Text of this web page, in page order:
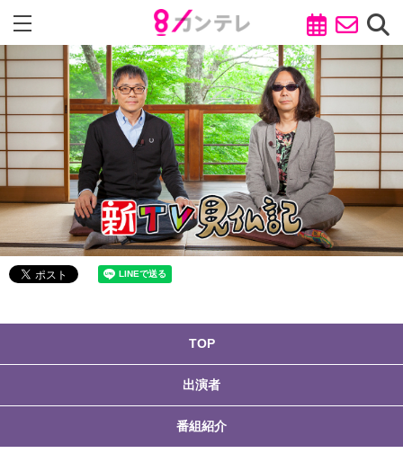
TOP
出演者
番組紹介